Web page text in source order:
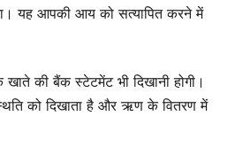
यह आपकी आय को सत्यापित करने में
की बैंक स्टेटमेंट भी दिखानी होगी।
को दिखाता है और ऋण के वितरण में